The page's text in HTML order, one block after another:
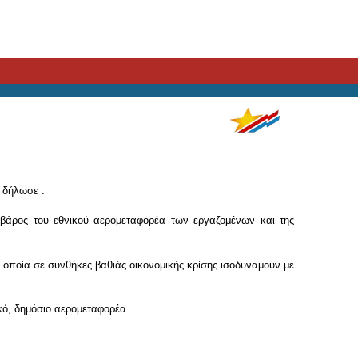
δήλωσε :
του εθνικού αερομεταφορέα των εργαζομένων και της
σε συνθήκες βαθιάς οικονομικής κρίσης ισοδυναμούν με
δημόσιο αερομεταφορέα.